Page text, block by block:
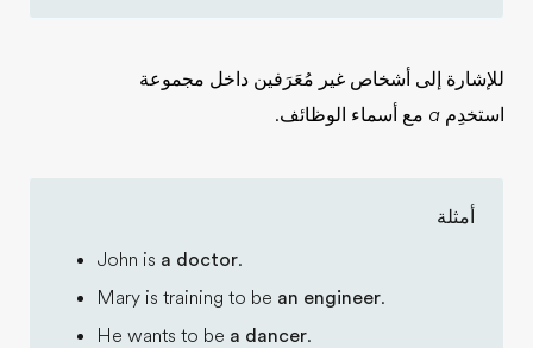
للإشارة إلى أشخاص غير مُعَرَفين داخل مجموعة
استخدِم a مع أسماء الوظائف.
أمثلة
John is a doctor.
Mary is training to be an engineer.
He wants to be a dancer.